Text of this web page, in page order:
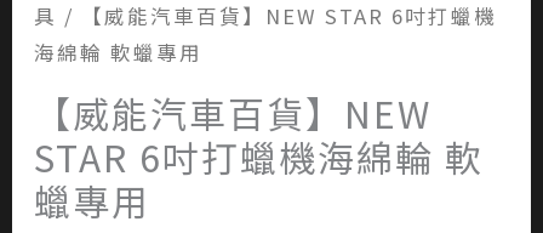
具 / 【威能汽車百貨】NEW STAR 6吋打蠟機
海綿輪 軟蠟專用
【威能汽車百貨】NEW
STAR 6吋打蠟機海綿輪 軟
蠟專用